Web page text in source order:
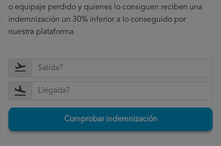
o equipaje perdido y quienes lo consiguen reciben una
indemnización un 30% inferior a lo conseguido por
nuestra plataforma.
Comprobar indemnización